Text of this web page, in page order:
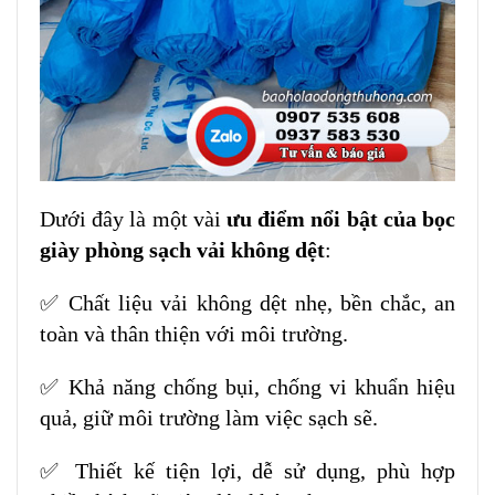
Dưới đây là một vài ưu điểm nổi bật của bọc
giày phòng sạch vải không dệt:
✅ Chất liệu vải không dệt nhẹ, bền chắc, an
toàn và thân thiện với môi trường.
✅ Khả năng chống bụi, chống vi khuẩn hiệu
quả, giữ môi trường làm việc sạch sẽ.
✅ Thiết kế tiện lợi, dễ sử dụng, phù hợp